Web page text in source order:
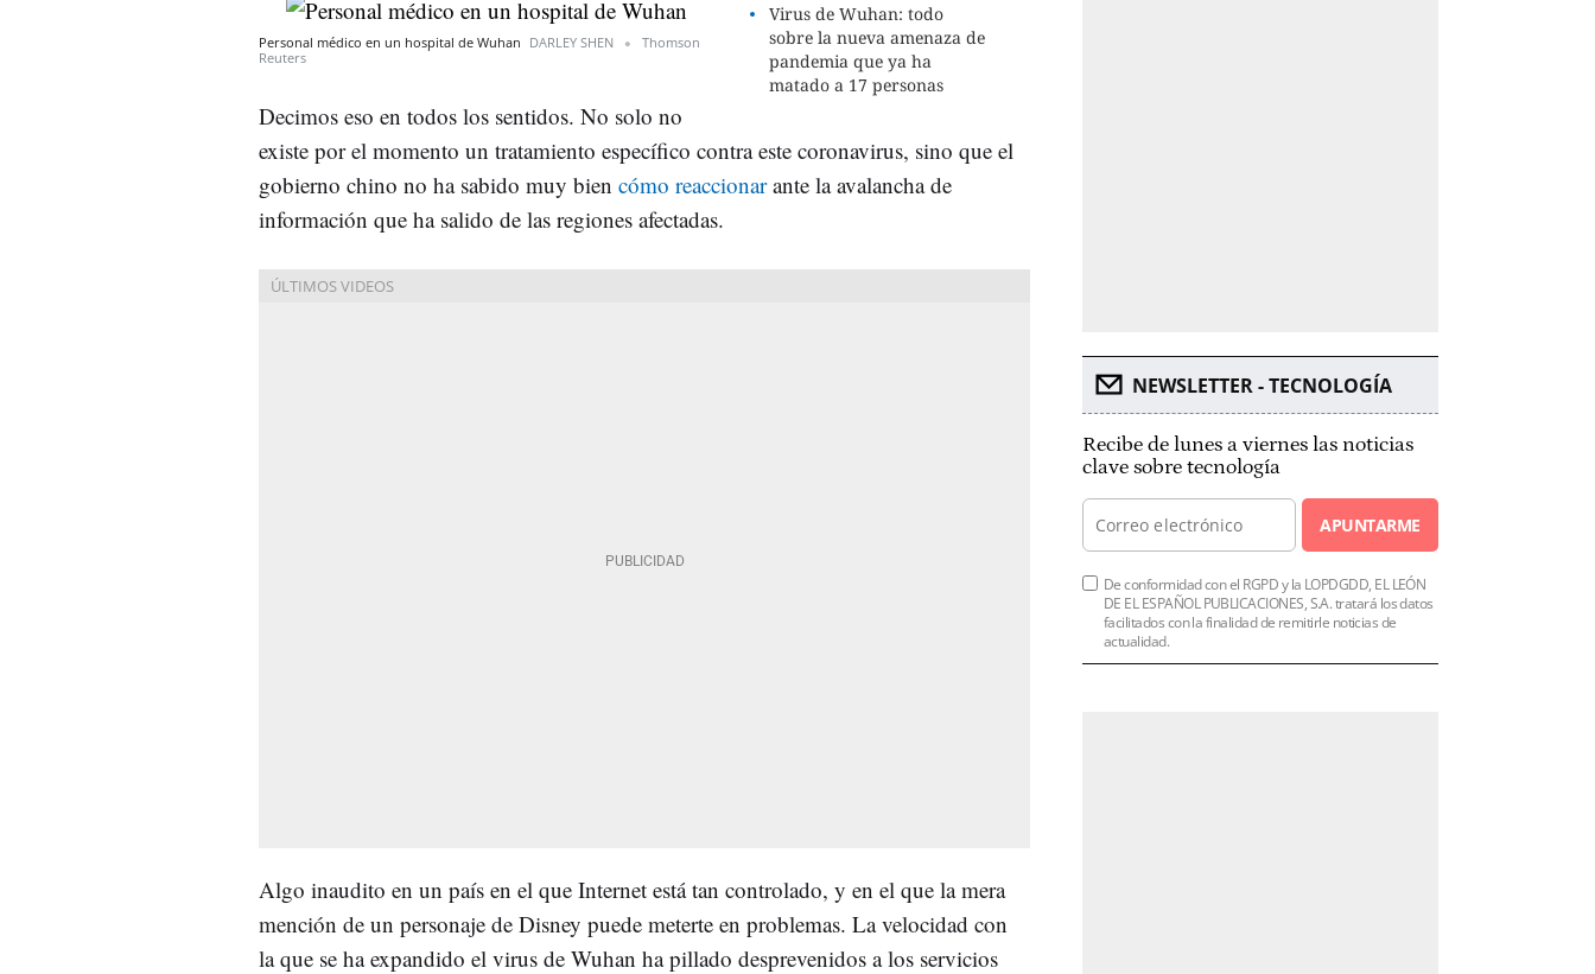
Virus de Wuhan: todo
sobre la nueva amenaza de
pandemia que ya ha
matado a 17 personas
Personal médico en un hospital de Wuhan DARLEY SHEN
Thomson
Reuters
Decimos eso en todos los sentidos. No solo no
existe por el momento un tratamiento específico contra este coronavirus, sino que el
gobierno chino no ha sabido muy bien cómo reaccionarante la avalancha de
información que ha salido de las regiones afectadas.
Algo inaudito en un país en el que Internet está tan controlado, y en el que la mera
mención de un personaje de Disney puede meterte en problemas. La velocidad con
la que se ha expandido el virus de Wuhan ha pillado desprevenidos a los servicios
NEWSLETTER - TECNOLOGÍA
Recibe de lunes a viernes las noticias
clave sobre tecnología
APUNTARME
De conformidad con el RGPD y la LOPDGDD, EL LEÓN
DE EL ESPAÑOL PUBLICACIONES, S.A. tratará los datos
facilitados con la finalidad de remitirle noticias de
actualidad.